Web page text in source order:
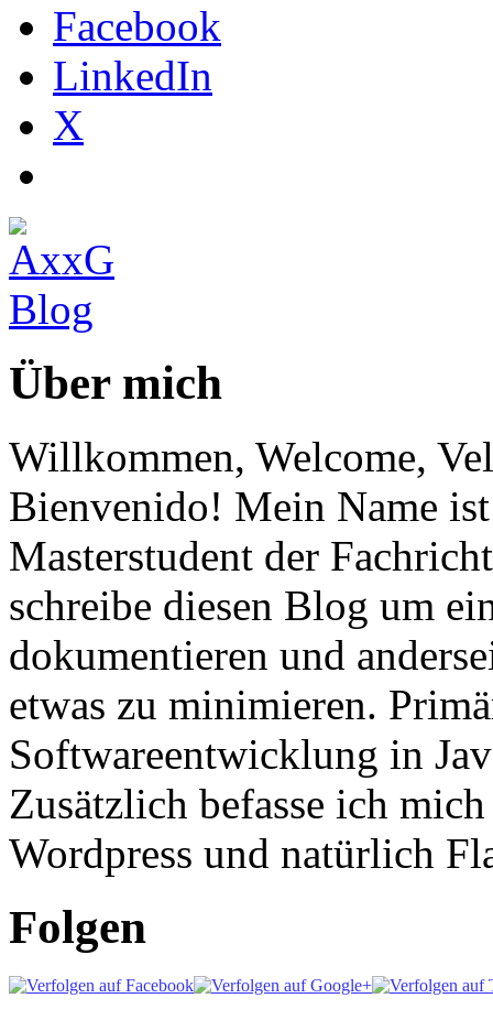
Facebook
LinkedIn
X
Über mich
Willkommen, Welcome,
Bienvenido! Mein Name
Masterstudent der
schreibe diesen Blog um
dokumentieren und
etwas zu minimieren.
Softwareentwicklung in
Zusätzlich befasse ich
Wordpress und natürlich
Folgen